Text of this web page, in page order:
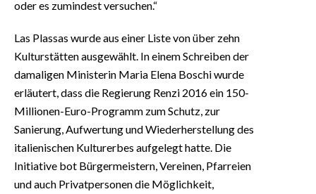
oder es zumindest versuchen.“
Las Plassas wurde aus einer Liste von über zehn
Kulturstätten ausgewählt. In einem Schreiben der
damaligen Ministerin Maria Elena Boschi wurde
erläutert, dass die Regierung Renzi 2016 ein 150-
Millionen-Euro-Programm zum Schutz, zur
Sanierung, Aufwertung und Wiederherstellung des
italienischen Kulturerbes aufgelegt hatte. Die
Initiative bot Bürgermeistern, Vereinen, Pfarreien
und auch Privatpersonen die Möglichkeit,